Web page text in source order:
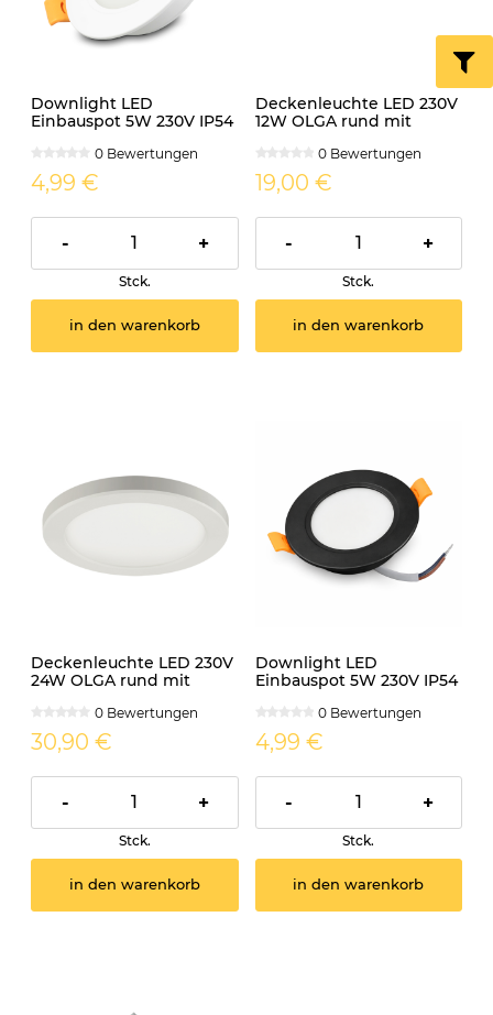
Downlight LED
Einbauspot 5W 230V IP54
0 Bewertungen
4,99 €
- +
Stck.
in den warenkorb
Deckenleuchte LED 230V
12W OLGA rund mit
0 Bewertungen
19,00 €
- +
Stck.
in den warenkorb
Deckenleuchte LED 230V
24W OLGA rund mit
0 Bewertungen
30,90 €
- +
Stck.
in den warenkorb
Downlight LED
Einbauspot 5W 230V IP54
0 Bewertungen
4,99 €
- +
Stck.
in den warenkorb